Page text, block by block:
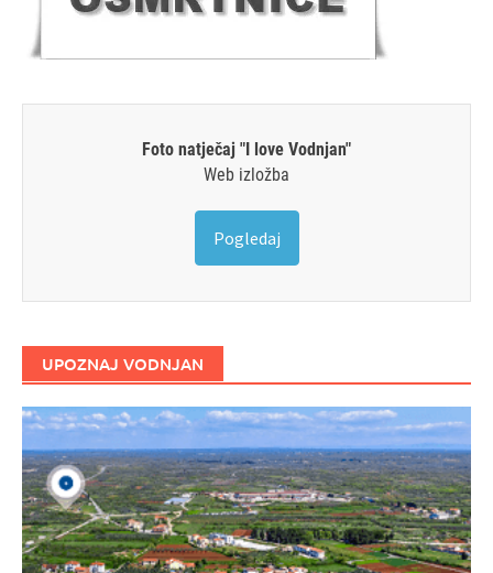
Foto natječaj "I love Vodnjan"
Web izložba
Pogledaj
UPOZNAJ VODNJAN